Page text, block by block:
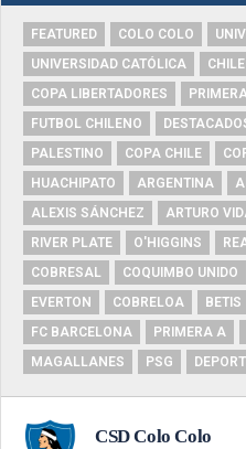
FEATURED COLO COLO
UNIVERSIDAD CATÓLICA
CHILE
COPA LIBERTADORES
FUTBOL CHILENO
PALESTINO
COPA CHILE
HUACHIPATO
ARGENTINA
ALEXIS SÁNCHEZ
ARTURO
RIVER PLATE
O'HIGGINS
COBRESAL
COQUIMBO UNIDO
EVERTON
COBRELOA BETIS
FC BARCELONA
PRIMERA A
MAGALLANES
PSG